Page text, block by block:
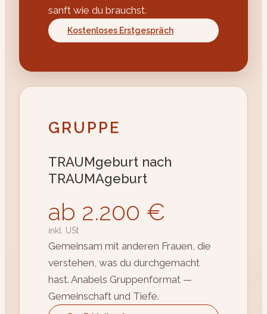
sanft wie du brauchst.
Kostenloses Erstgespräch
GRUPPE
TRAUMgeburt nach
TRAUMAgeburt
ab 2.200 €
inkl. USt
Gemeinsam mit anderen Frauen, die
verstehen, was du durchgemacht
hast. Anabels Gruppenformat —
Gemeinschaft und Tiefe.